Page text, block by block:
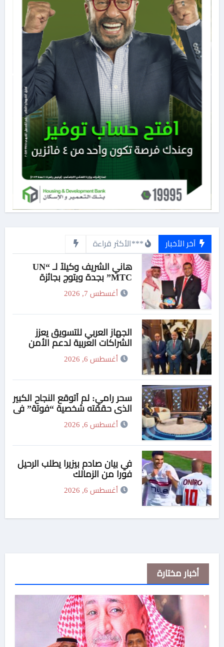
آخر الأخبار ***الأكثر قراءة
هاني الشريف وكيلاً لـ “UN
MTC” بجدة ويتوج بجائزة
“القائد المؤثر”
أغسطس 7, 2026
الجهاز العربي للتسويق يعزز
الشراكات العربية لدعم الأمن
الدوائي في السودان
أغسطس 6, 2026
سحر رامي: لم أتوقع النجاح الكبير
الذي حققته شخصية “فوتة” في
مسلسل “اتنين غيرنا”، وحزنت
لعدم وجود تتر للمسلسل
أغسطس 6, 2026
في بيان صادم بيزيرا يطلب الرحيل
فورا من الزمالك
أغسطس 6, 2026
أخبار مختارة